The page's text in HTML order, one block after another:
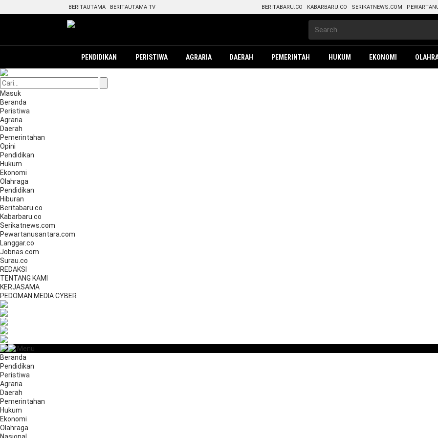
BERITAUTAMA BERITAUTAMA TV BERITABARU.CO KABARBARU.CO SERIKATNEWS.COM
PENDIDIKAN PERISTIWA AGRARIA DAERAH PEMERINTAH HUKUM EKONOMI
Masuk
Beranda
Peristiwa
Agraria
Daerah
Pemerintahan
Opini
Pendidikan
Hukum
Ekonomi
Olahraga
Pendidikan
Hiburan
Beritabaru.co
Kabarbaru.co
Serikatnews.com
Pewartanusantara.com
Langgar.co
Jobnas.com
Surau.co
REDAKSI
TENTANG KAMI
KERJASAMA
PEDOMAN MEDIA CYBER
Menu
Beranda
Pendidikan
Peristiwa
Agraria
Daerah
Pemerintahan
Hukum
Ekonomi
Olahraga